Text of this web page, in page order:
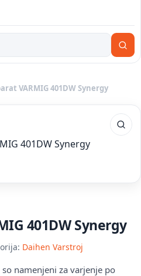
VARMIG 401DW Synergy
401DW Synergy
Daihen Varstroj
namenjeni za varjenje po